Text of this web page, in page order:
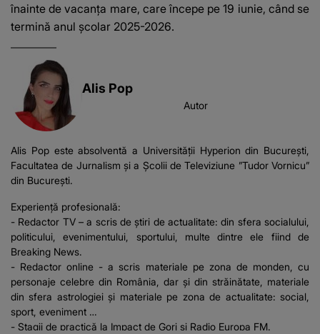
înainte de vacanța mare, care începe pe 19 iunie, când se
termină anul școlar 2025-2026.
Alis Pop
Autor
Alis Pop este absolventă a Universității Hyperion din București,
Facultatea de Jurnalism și a Școlii de Televiziune ”Tudor Vornicu”
din București.
Experiență profesională:
- Redactor TV – a scris de știri de actualitate: din sfera socialului,
politicului, evenimentului, sportului, multe dintre ele fiind de
Breaking News.
- Redactor online - a scris materiale pe zona de monden, cu
personaje celebre din România, dar și din străinătate, materiale
din sfera astrologiei și materiale pe zona de actualitate: social,
sport, eveniment
- Stagii de practică la Impact de Gorj și Radio Europa FM.